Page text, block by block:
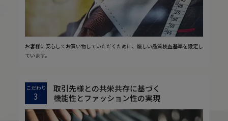
お客様に安心してお買い物していただくために、厳しい品質検査基準を設定し
ています。
こだわり
3
取引先様との共栄共存に基づく
機能性とファッション性の実現